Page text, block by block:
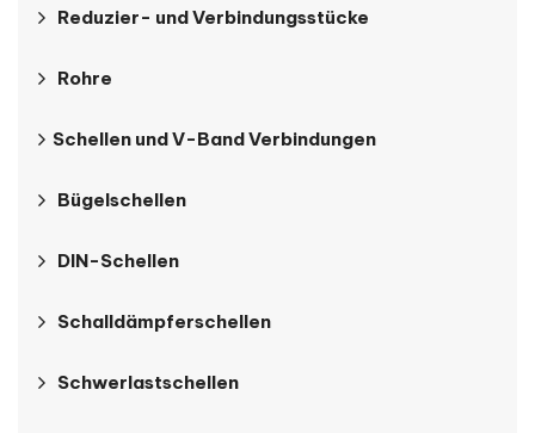
Reduzier- und Verbindungsstücke
Rohre
Schellen und V-Band Verbindungen
Bügelschellen
DIN-Schellen
Schalldämpferschellen
Schwerlastschellen